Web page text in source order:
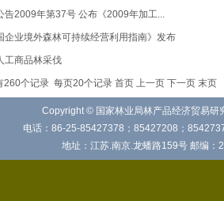
告2009年第37号 公布《2009年加工...
企业境外森林可持续经营利用指南》发布
工商品林采伐
260个记录 每页20个记录 首页 上一页 下一页 末页
Copyright © 国家林业局林产品经济贸易研
电话：86-25-85427378；85427208；
地址：江苏.南京.龙蟠路159号 邮编：